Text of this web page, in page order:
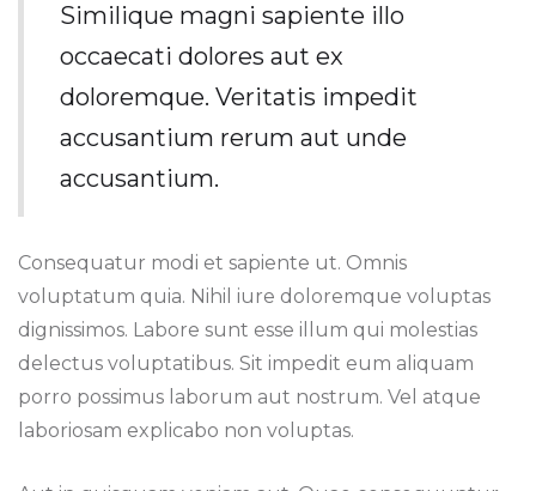
Similique magni sapiente illo
occaecati dolores aut ex
doloremque. Veritatis impedit
accusantium rerum aut unde
accusantium.
Consequatur modi et sapiente ut. Omnis
voluptatum quia. Nihil iure doloremque voluptas
dignissimos. Labore sunt esse illum qui molestias
delectus voluptatibus. Sit impedit eum aliquam
porro possimus laborum aut nostrum. Vel atque
laboriosam explicabo non voluptas.